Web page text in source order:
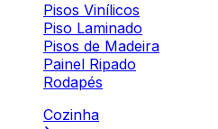
Pisos Vinílicos
Piso Laminado
Pisos de Madeira
Painel Ripado
Rodapés
Cozinha